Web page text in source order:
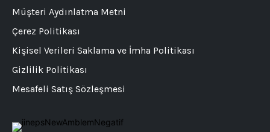
Müşteri Aydınlatma Metni
Çerez Politikası
Kişisel Verileri Saklama ve İmha Politikası
Gizlilik Politikası
Mesafeli Satış Sözleşmesi